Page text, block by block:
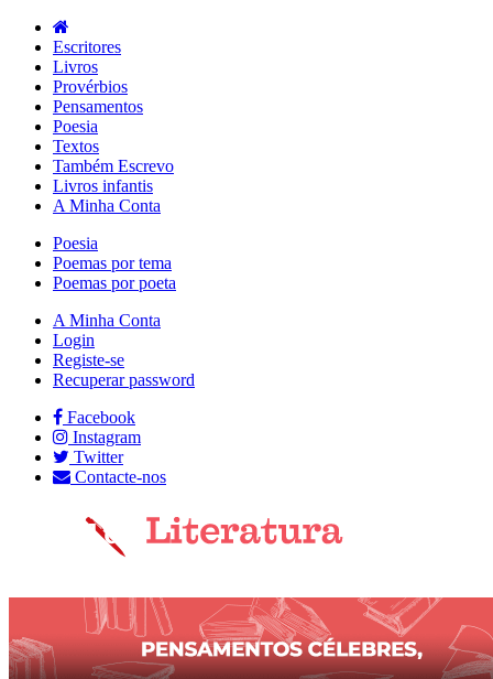
Escritores
Livros
Provérbios
Pensamentos
Poesia
Textos
Também Escrevo
Livros infantis
A Minha Conta
Poesia
Poemas por tema
Poemas por poeta
A Minha Conta
Login
Registe-se
Recuperar password
Facebook
Instagram
Twitter
Contacte-nos